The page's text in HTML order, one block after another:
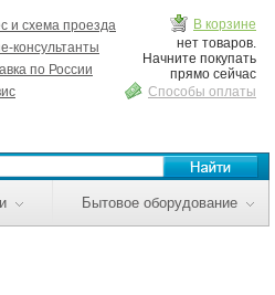
и схема проезда
консультанты
по России
В корзине
нет товаров.
Начните покупать
прямо сейчас
Способы оплаты
Бытовое оборудование